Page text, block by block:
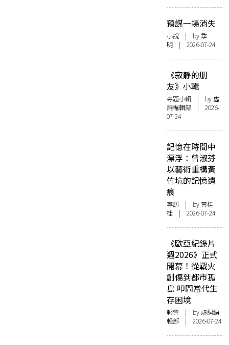
預謀一場消失
小說 | by 季
明 | 2026-07-24
《寂靜的朋
友》小輯
專題小輯 | by 虛
詞編輯部 | 2026-
07-24
記憶在時間中
漂浮：曾淑芬
以藝術重構黃
竹坑的記憶遺
痕
專訪 | by 黃桂
桂 | 2026-07-24
《歐亞紀錄片
週2026》正式
開幕！從戰火
創傷到都市孤
島 叩問當代生
存困境
報導 | by 虛詞編
輯部 | 2026-07-24